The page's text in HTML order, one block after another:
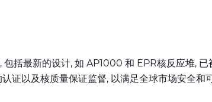
括最新的设计, 如 AP1000 和 EPR核反应堆, 已
以及核质量保证监督, 以满足全球市场安全和可